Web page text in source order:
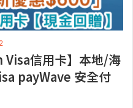
信用卡】本地/海
payWave 安全付